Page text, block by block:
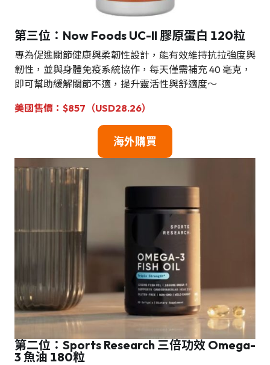
第三位：Now Foods UC-II 膠原蛋白 120粒
專為促進關節健康與柔韌性設計，能有效維持抗拉強度與
韌性，並與身體免疫系統協作，每天僅需補充 40 毫克，
即可幫助緩解關節不適，提升靈活性與舒適度～
美國 售價：$857（USD28.26）
海外購買
第二位：Sports Research 三倍功效 Omega-
3 魚油 180粒